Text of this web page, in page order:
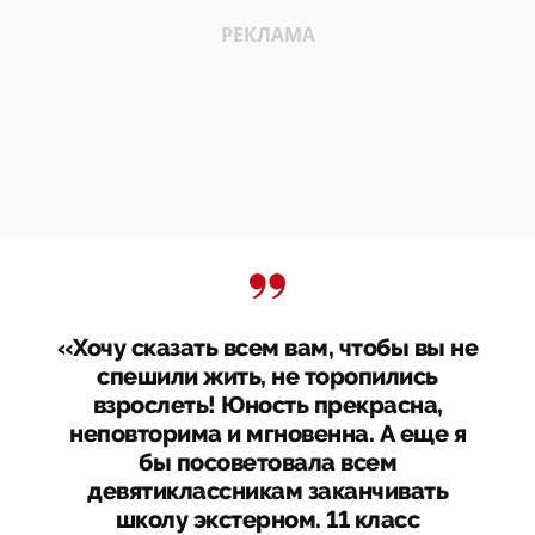
«Хочу сказать всем вам, чтобы вы не
спешили жить, не торопились
взрослеть! Юность прекрасна,
неповторима и мгновенна. А еще я
бы посоветовала всем
девятиклассникам заканчивать
школу экстерном. 11 класс